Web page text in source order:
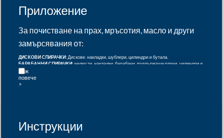
Приложение
За почистване на прах, мръсотия, масло и други
замърсявания от:
ДИСКОВИ СПИРАЧКИ: Дискове. накладки, шублери, цилиндри и бутала.
БАРАБАННИ СПИРАЧКИ:челюсти, накладки, барабани, поддържащи плочи, цилиндри и
пружини.
СЪЕДИНИТЕЛ:
ОБЩО ОБЕЗМАСЛЯВАНЕ:
Инструкции